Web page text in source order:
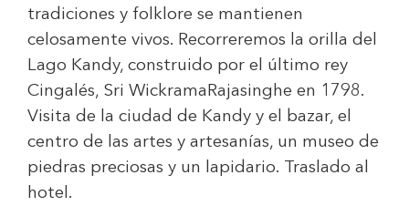
tradiciones y folklore se mantienen
celosamente vivos. Recorreremos la orilla del
Lago Kandy, construido por el último rey
Cingalés, Sri WickramaRajasinghe en 1798.
Visita de la ciudad de Kandy y el bazar, el
centro de las artes y artesanías, un museo de
piedras preciosas y un lapidario. Traslado al
hotel.